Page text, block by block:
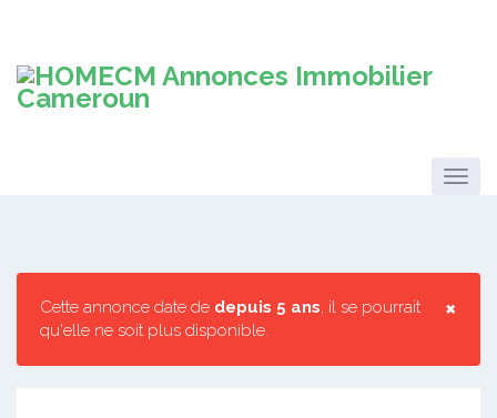
×
Cette annonce date de depuis 5 ans, il se pourrait
qu'elle ne soit plus disponible.